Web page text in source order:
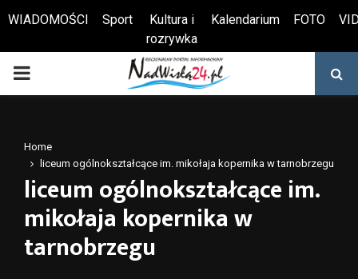
Otwórz pasek narzędzi
WIADOMOŚCI Sport
Kultura i
rozrywka
Kalendarium FOTO
PRIMARY
Home
liceum ogólnokształcące im. mikołaja kopernika w tarnobrzegu
liceum ogólnokształcące im.
mikołaja kopernika w
tarnobrzegu